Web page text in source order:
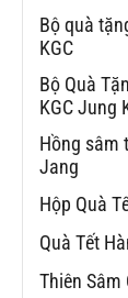
Bộ quà
KGC
Bộ Quà
KGC Jung
Hồng sâm
Jang
Hộp Quà
Quà Tết
Thiên Sâm